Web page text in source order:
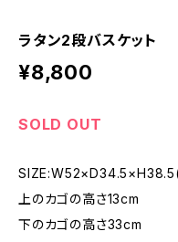
ラタン2段バスケット
¥8,800
SOLD OUT
上のカゴの高さ13cm
下のカゴの高さ33cm